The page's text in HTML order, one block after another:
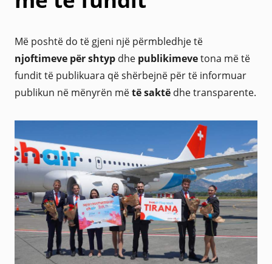
Më poshtë do të gjeni një përmbledhje të
njoftimeve për shtyp dhe publikimevetona më të
fundit të publikuara që shërbejnë për të informuar
publikun në mënyrën mëtë saktë dhe transparente.